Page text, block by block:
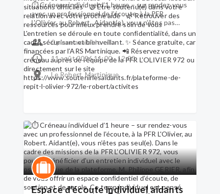
⏱ Créneau individuel d’1 heure – sur rendez-vous
avec un professionnel de l’écoute, à la PFR
L'Olivier, au Robert. Aidant(e), vous n’êtes pas
seul(e). Dans le cadre des missions de la PFR
L’OLIVIER 972, vous pouvez bénéficier d’un
entretien individuel avec le psychologue de la
plateforme, M. Philippe GERIER, afin de vous offrir
un espace confidentiel d’écoute, de soutien et de
parole. Ce temp individuel est pensé pour vous
permettre de : - 🗣 Exprimer librement ce que
dans votre relation avec votre proche aidé - 🌿
Retrouver des ressources pour mieux prendre
soin de vous L'entretien se déroule en toute
confidentialité, dans un cadre sécurisant et
bienveillant. ✨ Séance gratuite, car financées par
l’ARS Martinique. 📲 Réservez votre créneau
auprès de l’équipe de la PFR L’OLIVIER 972 ou
directement sur le site
https://www.soutenirlesaidants.fr/plateforme-
0 place available
11 août 2026 11:00 - 12:00
Le Robert, Martinique
Espace d’écoute individuel aidants